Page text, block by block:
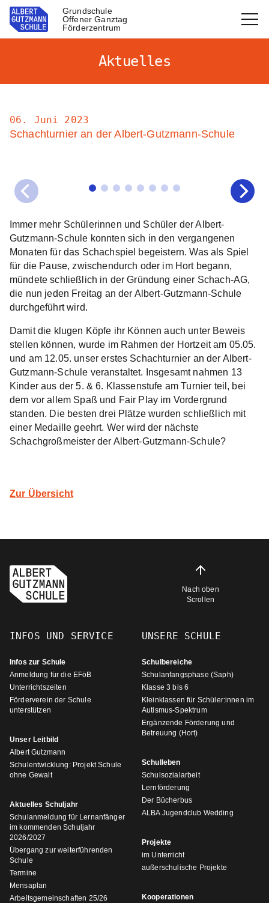
Grundschule
Offener Ganztag
Förderzentrum
Aktuelles
06. Juni 2023
Schachturnier an der Albert-Gutzmann-Schule
Immer mehr Schülerinnen und Schüler der Albert-
Gutzmann-Schule konnten sich in den vergangenen
Monaten für das Schachspiel begeistern. Was als Spiel
für die Pause, zwischendurch oder im Hort begann,
mündete schließlich in der Gründung einer Schach-AG,
die nun jeden Freitag an der Albert-Gutzmann-Schule
durchgeführt wird.
Damit die klugen Köpfe ihr Können auch unter Beweis
stellen können, wurde im Rahmen der Hortzeit am 05.05.
und am 12.05. unser erstes Schachturnier an der Albert-
Gutzmann-Schule veranstaltet. Insgesamt nahmen 13
Kinder aus der 5. & 6. Klassenstufe am Turnier teil, bei
dem vor allem Spaß und Fair Play im Vordergrund
standen. Die besten drei Plätze wurden schließlich mit
einer Medaille geehrt. Wer wird der nächste
Schachgroßmeister der Albert-Gutzmann-Schule?
Zur Übersicht
Nach oben
Scrollen
INFOS UND SERVICE
Infos zur Schule
Anmeldung für die EFöB
Unterrichtszeiten
Förderverein der Schule
unterstützen
Unser Leitbild
Albert Gutzmann
Schulentwicklung: Projekt Schule
ohne Gewalt
Aktuelles Schuljahr
Schulanmeldung für Lernanfänger
im kommenden Schuljahr
2026/2027
Übergang zur weiterführenden
Schule
Termine
Mensaplan
Arbeitsgemeinschaften 25/26
UNSERE SCHULE
Schulbereiche
Schulanfangsphase (Saph)
Klasse 3 bis 6
Kleinklassen für Schüler:innen im
Autismus-Spektrum
Ergänzende Förderung und
Betreuung (Hort)
Schulleben
Schulsozialarbeit
Lernförderung
Der Bücherbus
ALBA Jugendclub Wedding
Projekte
im Unterricht
außerschulische Projekte
Kooperationen